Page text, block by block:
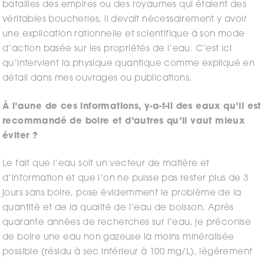
batailles des empires ou des royaumes qui étaient des
véritables boucheries, il devait nécessairement y avoir
une explication rationnelle et scientifique à son mode
d’action basée sur les propriétés de l’eau. C’est ici
qu’intervient la physique quantique comme expliqué en
détail dans mes ouvrages ou publications.
À l’aune de ces informations, y-a-t-il des eaux qu’il est
recommandé de boire et d’autres qu’il vaut mieux
éviter ?
Le fait que l’eau soit un vecteur de matière et
d’information et que l’on ne puisse pas rester plus de 3
jours sans boire, pose évidemment le problème de la
quantité et de la qualité de l’eau de boisson. Après
quarante années de recherches sur l’eau, je préconise
de boire une eau non gazeuse la moins minéralisée
possible (résidu à sec inférieur à 100 mg/L), légèrement